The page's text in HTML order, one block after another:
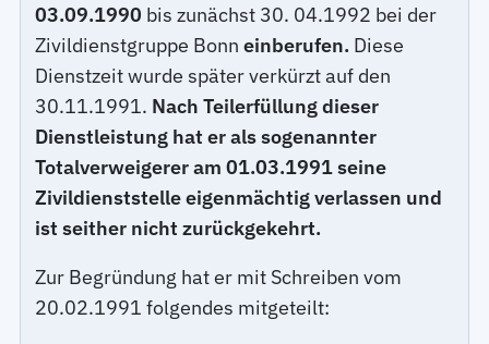
03.09.1990 bis zunächst 30. 04.1992 bei der
Zivildienstgruppe Bonneinberufen. Diese
Dienstzeit wurde später verkürzt auf den
30.11.1991. Nach Teilerfüllung dieser
Dienstleistung hat er als sogenannter
Totalverweigerer am 01.03.1991 seine
Zivildienststelle eigenmächtig verlassen und
ist seither nicht zurückgekehrt.
Zur Begründung hat er mit Schreiben vom
20.02.1991 folgendes mitgeteilt: